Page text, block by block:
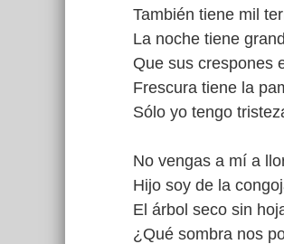
También tiene mil
La noche tiene
Que sus crespones
Frescura tiene la
Sólo yo tengo
No vengas a mí a
Hijo soy de la
El árbol seco sin
¿Qué sombra nos